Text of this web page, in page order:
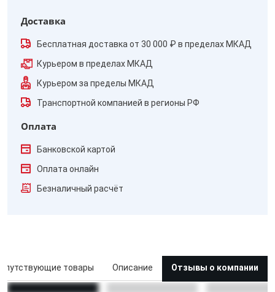
Доставка
Бесплатная доставка от 30 000 ₽ в пределах МКАД
Курьером в пределах МКАД
Курьером за пределы МКАД
Транспортной компанией в регионы РФ
Оплата
Банковской картой
Оплата онлайн
Безналичный расчёт
товары Описание Отзывы о компании